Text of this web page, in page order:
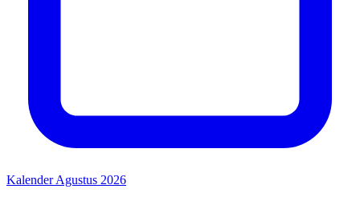
Kalender Agustus 2026